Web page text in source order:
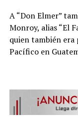
A “Don Elmer”
Monroy, alias “El
quien también
Pacífico en